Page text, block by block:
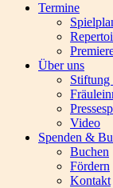
Termine
Über uns
Stiftung
Video
Spenden &
Buchen
Fördern
Kontakt